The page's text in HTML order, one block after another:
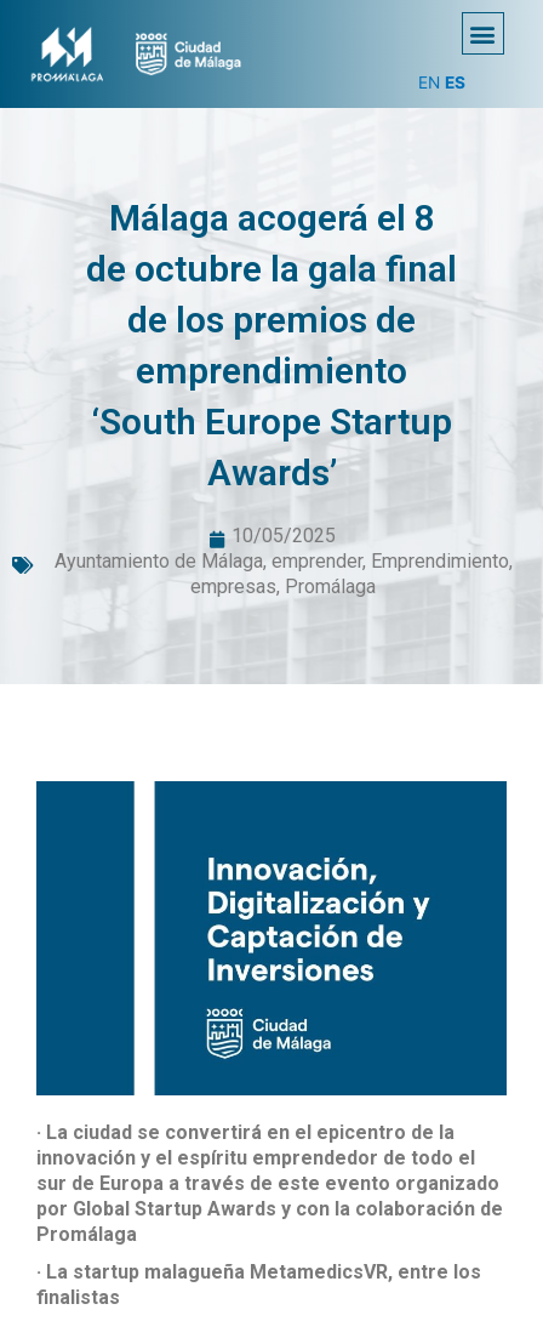
EN ES
Málaga acogerá el 8
de octubre la gala final
de los premios de
emprendimiento
‘South Europe Startup
Awards’
10/05/2025
Ayuntamiento de Málaga, emprender, Emprendimiento,
empresas, Promálaga
· La ciudad se convertirá en el epicentro de la
innovación y el espíritu emprendedor de todo el
sur de Europa a través de este evento organizado
por Global Startup Awards y con la colaboración de
Promálaga
· La startup malagueña MetamedicsVR, entre los
finalistas